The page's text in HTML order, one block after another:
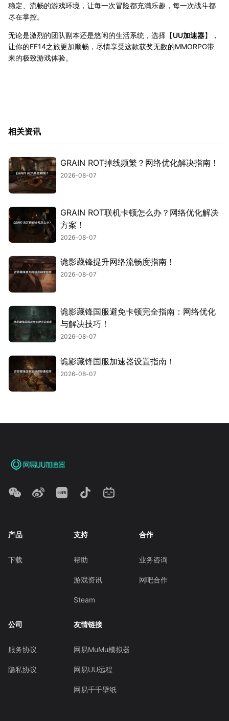
稳定、流畅的游戏环境，让每一次冒险都充满乐趣，每一次战斗都
尽在掌控。
无论是激烈的团队副本还是悠闲的生活系统，选择【UU加速器】，
让你的FF14之旅更加顺畅，尽情享受这款获奖无数的MMORPG带
来的极致游戏体验。
相关资讯
GRAIN ROT掉线频繁？网络优化解决指南！
2026-08-07
GRAIN ROT联机卡顿怎么办？网络优化解决
方案！
2026-08-07
诡影藏锋提升网络流畅度指南！
2026-08-07
诡影藏锋国服避免卡顿完全指南：网络优化
与解决技巧！
2026-08-07
诡影藏锋国服加速器设置指南！
2026-08-07
产品
下载
支持
帮助
游戏资讯
Steam
合作
业务咨询
网吧合作
公司
服务协议
隐私协议
友情链接
网易MuMu模拟器
网易UU远程
网易千千壁纸